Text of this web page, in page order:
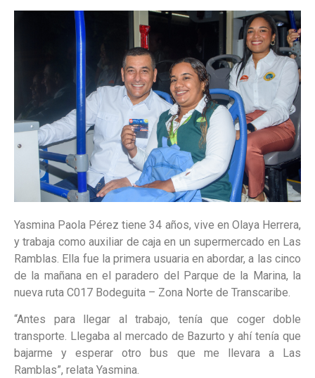
Yasmina Paola Pérez tiene 34 años, vive en Olaya Herrera,
y trabaja como auxiliar de caja en un supermercado en Las
Ramblas. Ella fue la primera usuaria en abordar, a las cinco
de la mañana en el paradero del Parque de la Marina, la
nueva ruta C017 Bodeguita – Zona Norte de Transcaribe.
“Antes para llegar al trabajo, tenía que coger doble
transporte. Llegaba al mercado de Bazurto y ahí tenía que
bajarme y esperar otro bus que me llevara a Las
Ramblas”, relata Yasmina.